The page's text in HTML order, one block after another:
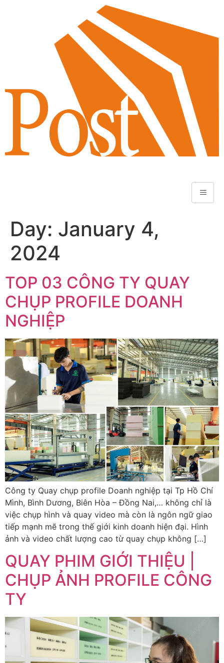
Day: January 4,
2024
TOP 03 CÔNG TY QUAY
CHỤP PROFILE DOANH
NGHIỆP
Công ty Quay chụp profile Doanh nghiệp tại Tp Hồ Chí
Mình, Bình Dương, Biên Hòa – Đồng Nai,… không chỉ là
việc chụp hình và quay video mà còn là ngôn ngữ giao
tiếp mạnh mẽ trong thế giới kinh doanh hiện đại. Hình
ảnh và video chất lượng cao từ quay chụp không […]
QUAY PHIM GIỚI THIỆU |
CHỤP ẢNH PROFILE CÔNG
TY